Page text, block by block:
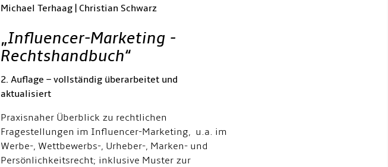
Michael Terhaag | Christian Schwarz
„Influencer-Marketing -
Rechtshandbuch“
2. Auflage – vollständig überarbeitet und
aktualisiert
Praxisnaher Überblick zu rechtlichen
Fragestellungen im Influencer-Marketing, u.a. im
Werbe-, Wettbewerbs-, Urheber-, Marken- und
Persönlichkeitsrecht; inklusive Muster zur